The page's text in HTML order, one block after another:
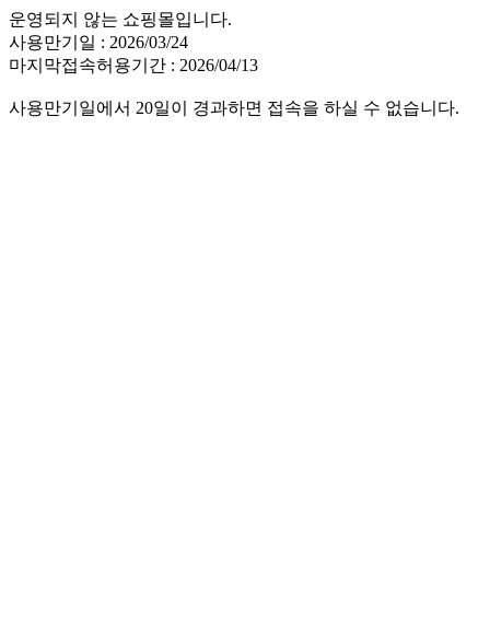
운영되지 않는 쇼핑몰입니다.
사용만기일 : 2026/03/24
마지막접속허용기간 : 2026/04/13
사용만기일에서 20일이 경과하면 접속을 하실 수 없습니다.